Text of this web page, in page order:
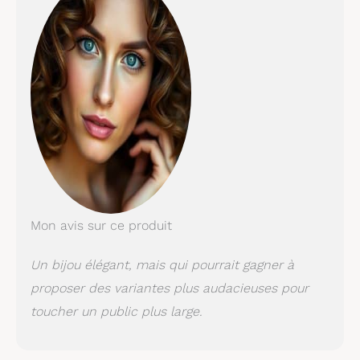
GOUTTE D’EAU AVEC
PENDENTIF PIERRE
PRÉCIEUSE: Sublime
collier avec chaine
en argent massif et
pendentif Topaze en
vrai or 9 Carats.
Topaze, pierre de
naissance de
novembre symbolise
ET ARGENT: Nos
haute qualité,
hypoallergéniques et
doux pour la peau
sont fabriqués à la
Mon avis sur ce produit
Un bijou élégant, mais qui pourrait gagner à
proposer des variantes plus audacieuses pour
toucher un public plus large.